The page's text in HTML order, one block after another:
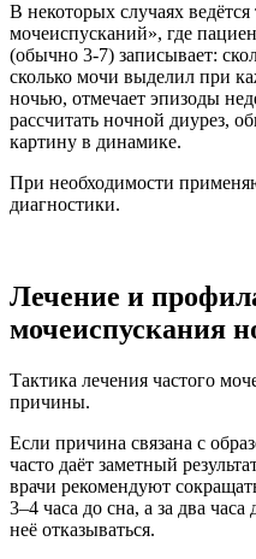
В некоторых случаях
мочеиспусканий», где
(обычно 3-7) записывает:
сколько мочи выделил при
ночью, отмечает эпизоды
рассчитать ночной диурез,
картину в динамике.
При необходимости
диагностики.
Лечение и
мочеиспускания
Тактика лечения частого
причины.
Если причина связана с
часто даёт заметный
врачи рекомендуют
3–4 часа до сна, а за два
неё отказываться.